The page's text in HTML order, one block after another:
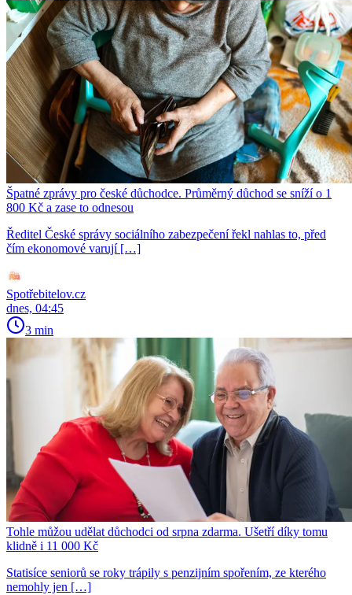
Špatné zprávy pro české důchodce. Průměrný důchod se sníží o 1
800 Kč a zase to odnesou
Ředitel České správy sociálního zabezpečení řekl nahlas to, před
čím ekonomové varují […]
Spotřebitelov.cz
dnes, 04:45
3 min
Tohle můžou udělat důchodci od srpna zdarma. Ušetří díky tomu
klidně i 11 000 Kč
Statisíce seniorů se roky trápily s penzijním spořením, ze kterého
nemohly jen […]